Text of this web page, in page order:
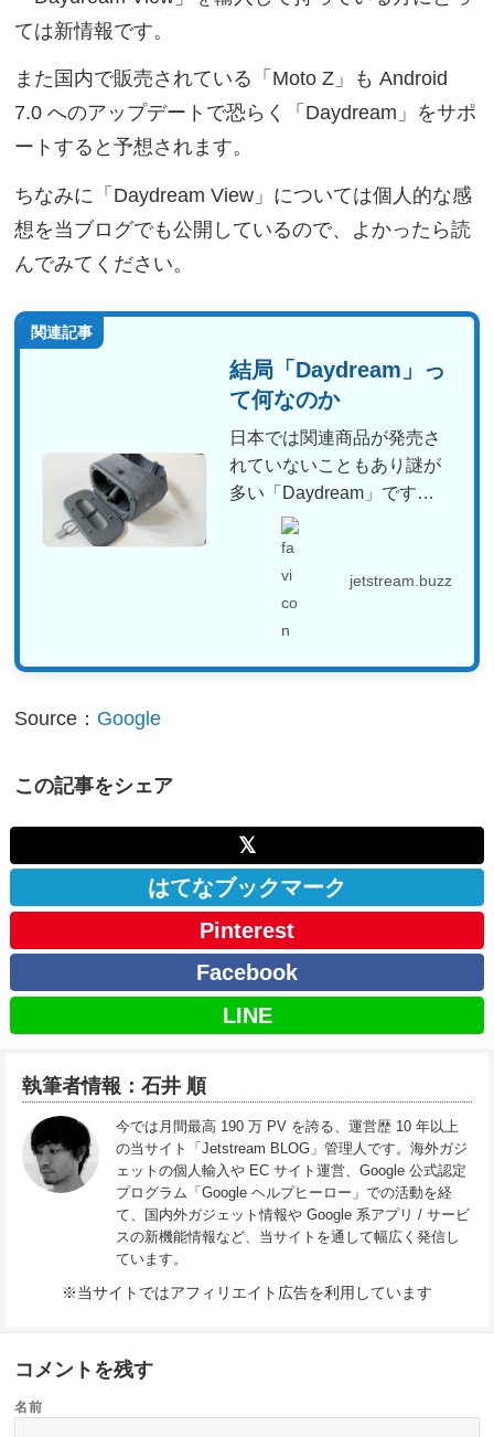
ては新情報です。
また国内で販売されている「Moto Z」も Android
7.0 へのアップデートで恐らく「Daydream」をサポ
ートすると予想されます。
ちなみに「Daydream View」については個人的な感
想を当ブログでも公開しているので、よかったら読
んでみてください。
関連記事
結局「Daydream」っ
て何なのか
日本では関連商品が発売さ
れていないこともあり謎が
多い「Daydream」です
が、一体何なのか、何が
jetstream.buzz
Source： Google
この記事をシェア
𝕏
はてなブックマーク
Pinterest
Facebook
LINE
執筆者情報：石井 順
今では月間最高 190 万 PV を誇る、運営歴 10 年以上
の当サイト「Jetstream BLOG」管理人です。海外ガジ
ェットの個人輸入や EC サイト運営、Google 公式認定
プログラム「Google ヘルプヒーロー」での活動を経
て、国内外ガジェット情報や Google 系アプリ / サービ
スの新機能情報など、当サイトを通して幅広く発信し
ています。
※当サイトではアフィリエイト広告を利用しています
コメントを残す
名前